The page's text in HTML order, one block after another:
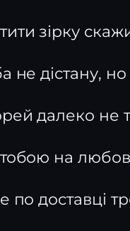
зірку
не дістану,
далеко не
на
по доставці